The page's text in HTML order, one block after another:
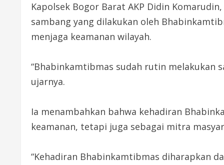
Kapolsek Bogor Barat AKP Didin
sambang yang dilakukan oleh
menjaga keamanan wilayah.
“Bhabinkamtibmas sudah rutin melakukan
ujarnya.
Ia menambahkan bahwa kehadiran
keamanan, tetapi juga sebagai mitra
“Kehadiran Bhabinkamtibmas diharapkan